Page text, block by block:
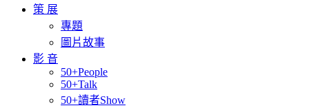
策 展
專題
圖片故事
影 音
50+People
50+Talk
50+讀者Show